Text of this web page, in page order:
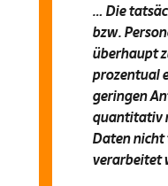
… Die
bzw.
überhaupt
prozentual
geringen
quantitativ
Daten